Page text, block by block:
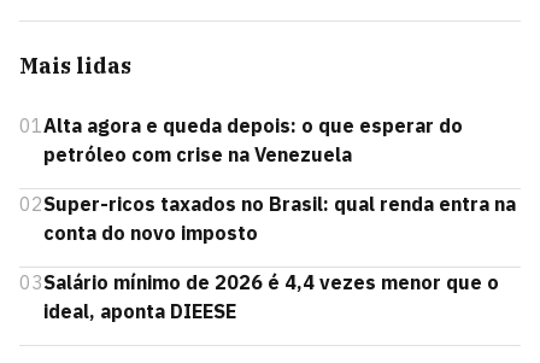
Mais lidas
01Alta agora e queda depois: o que esperar do
petróleo com crise na Venezuela
02Super-ricos taxados no Brasil: qual renda entra na
conta do novo imposto
03Salário mínimo de 2026 é 4,4 vezes menor que o
ideal, aponta DIEESE